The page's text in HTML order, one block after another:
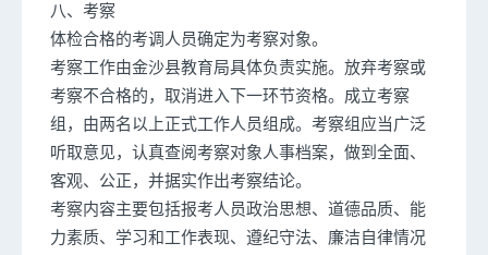
八、考察
体检合格的考调人员确定为考察对象。
考察工作由金沙县教育局具体负责实施。放弃考察或
考察不合格的，取消进入下一环节资格。成立考察
组，由两名以上正式工作人员组成。考察组应当广泛
听取意见，认真查阅考察对象人事档案，做到全面、
客观、公正，并据实作出考察结论。
考察内容主要包括报考人员政治思想、道德品质、能
力素质、学习和工作表现、遵纪守法、廉洁自律情况